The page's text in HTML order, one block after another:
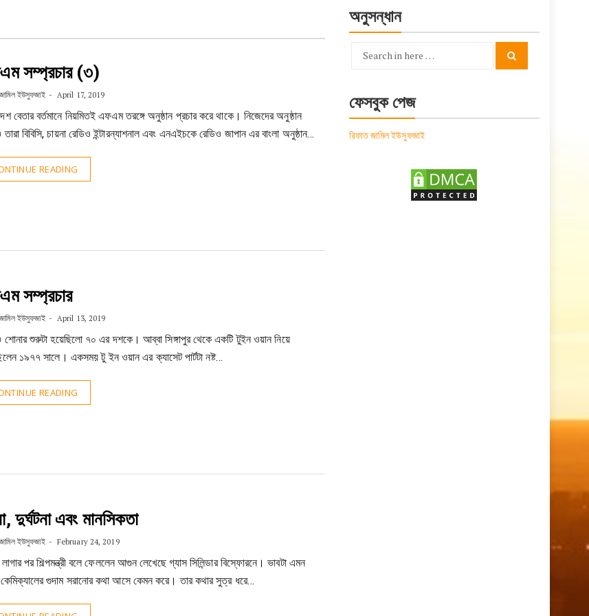
সম্প্রচার (৩)
ইউসুফজাই April 17, 2019
বেতার বর্তমানে নিয়মিতই এফএম তরঙ্গে অনুষ্ঠান প্রচার করে থাকে। নিজেদের অনুষ্ঠান
তারা বিবিসি, চায়না রেডিও ইন্টারন্যাশনাল এবং এনএইচকে রেডিও জাপান এর বাংলা অনুষ্ঠান…
READING
সম্প্রচার
ইউসুফজাই April 13, 2019
শোনার শুরুটা হয়েছিলো ৭০ এর দশকে। আব্বা সিঙ্গাপুর থেকে একটি টুইন ওয়ান নিয়ে
১৯৭৭ সালে। একসময় টু ইন ওয়ান এর ক্যাসেট পার্টটা নষ্ট…
READING
দুর্ঘটনা এবং মানসিকতা
ইউসুফজাই February 24, 2019
পর শিল্পমন্ত্রী বলে ফেললেন আগুন লেখেছে গ্যাস সিলিন্ডার বিস্ফোরনে। ভাবটা এমন
গুদাম সরানোর কথা আসে কেমন করে। তার কথার সুত্র ধরে…
অনুসন্ধান
Search
ফেসবুক পেজ
রিফাত জামিল ইউসুফজাই